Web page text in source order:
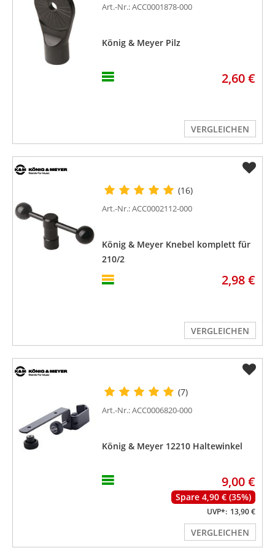
Art.-Nr.: ACC0001878-000
König & Meyer Pilz
2,60 €
VERGLEICHEN
(16)
Art.-Nr.: ACC0002112-000
König & Meyer Knebel komplett für
210/2
2,98 €
VERGLEICHEN
(7)
Art.-Nr.: ACC0006820-000
König & Meyer 12210 Haltewinkel
9,00 €
Spare 4,90 € (35%)
UVP*: 13,90 €
VERGLEICHEN